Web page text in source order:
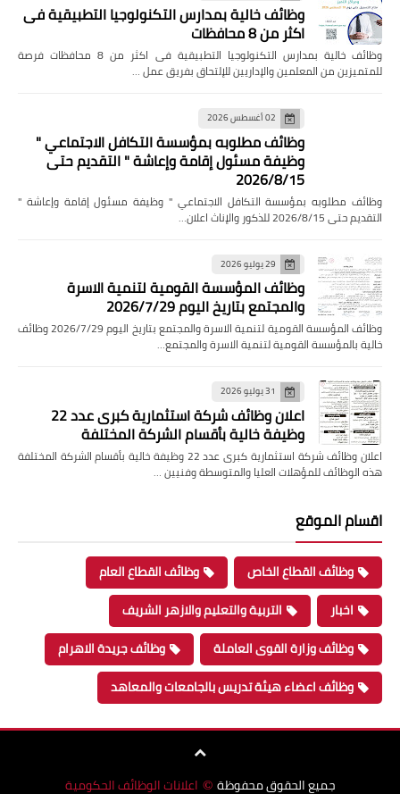
وظائف خالية بمدارس التكنولوجيا التطبيقية فى
اكثر من 8 محافظات
وظائف خالية بمدارس التكنولوجيا التطبيقية فى اكثر من 8 محافظات فرصة
من المعلمين والإداريين للإلتحاق بفريق عمل …
وظائف مطلوبه بمؤسسة التكافل الاجتماعي "
وظيفة مسئول إقامة وإعاشة " التقديم حتى
2026/8/15
مطلوبه بمؤسسة التكافل الاجتماعي " وظيفة مسئول إقامة وإعاشة "
8/15 للذكور والإناث اعلان…
وظائف المؤسسة القومية لتنمية الاسرة
والمجتمع بتاريخ اليوم 2026/7/29
وظائف المؤسسة القومية لتنمية الاسرة والمجتمع بتاريخ اليوم 2026/7/29 وظائف
بالمؤسسة القومية لتنمية الاسرة والمجتمع…
اعلان وظائف شركة استثمارية كبرى عدد 22
وظيفة خالية بأقسام الشركة المختلفة
اعلان وظائف شركة استثمارية كبرى عدد 22 وظيفة خالية بأقسام الشركة المختلفة
الوظائف للمؤهلات العليا والمتوسطة وفنيين …
الموقع
وظائف القطاع الخاص
وظائف القطاع العام
اخبار
التربية والتعليم والازهر الشريف
وظائف وزارة القوى العاملة
وظائف جريدة الاهرام
وظائف اعضاء هيئة تدريس بالجامعات والمعاهد
جميع الحقوق محفوظة © اعلانات الوظائف الحكومية